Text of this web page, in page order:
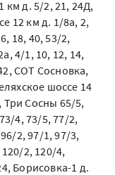
км д. 5/2, 21, 24Д,
12 км д. 1/8а, 2,
18, 40, 53/2,
4/1, 10, 12, 14,
СОТ Сосновка,
шоссе 14
Три Сосны 65/5,
4, 73/5, 77/2,
2, 97/1, 97/3,
2, 120/4,
Борисовка-1 д.